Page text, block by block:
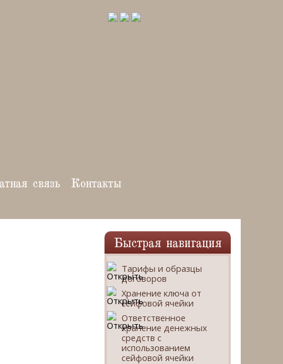
связь Контакты
Быстрая навигация
Тарифы и образцы
договоров
Хранение ключа от
сейфовой ячейки
Ответственное
хранение денежных
средств с
использованием
сейфовой ячейки